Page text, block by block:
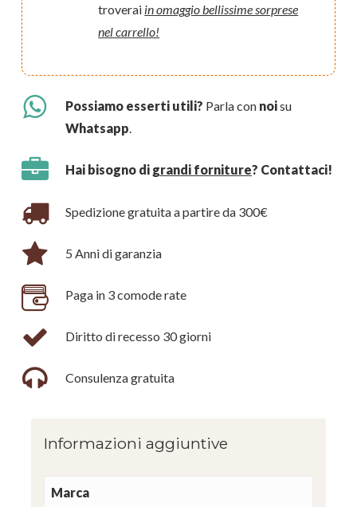
troverai in omaggio bellissime sorprese
nel carrello!
Possiamo esserti utili? Parla con noisu
Whatsapp.
Hai bisogno di grandi forniture? Contattaci!
Spedizione gratuita a partire da 300€
5 Anni di garanzia
Paga in 3 comode rate
Diritto di recesso 30 giorni
Consulenza gratuita
Informazioni aggiuntive
Marca